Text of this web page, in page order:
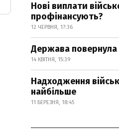
Нові виплати
профінансують?
12 ЧЕРВНЯ, 17:36
Держава повернула
14 КВІТНЯ, 15:39
Надходження
найбільше
11 БЕРЕЗНЯ, 18:45